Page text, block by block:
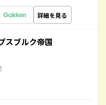
詳細を見る
ブルク帝国